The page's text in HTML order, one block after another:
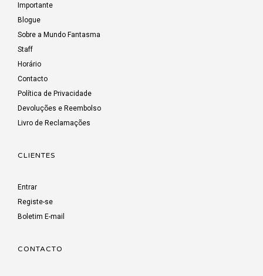
Importante
Blogue
Sobre a Mundo Fantasma
Staff
Horário
Contacto
Política de Privacidade
Devoluções e Reembolso
Livro de Reclamações
CLIENTES
Entrar
Registe-se
Boletim E-mail
CONTACTO